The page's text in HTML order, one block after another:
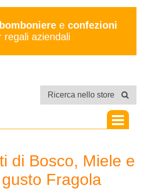
bomboniere econfezioni
regali aziendali
Ricerca nello store
di Bosco, Miele e
Fragola